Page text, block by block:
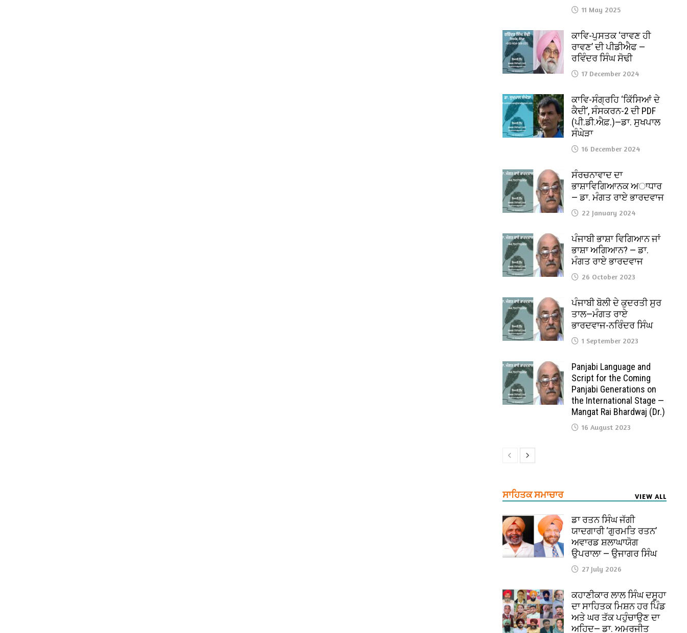
11 May 2025
ਕਾਵਿ-ਪੁਸਤਕ ‘ਰਾਵਣ ਹੀ
ਰਾਵਣ’ ਦੀ ਪੀਡੀਐਫ —
ਰਵਿੰਦਰ ਸਿੰਘ ਸੋਢੀ
17 December 2024
ਕਾਵਿ-ਸੰਗ੍ਰਹਿ ‘ਕਿੱਸਿਆਂ ਦੇ
ਕੈਦੀ’, ਸੰਸਕਰਨ-2 ਦੀ PDF
(ਪੀ.ਡੀ.ਐਫ਼.)—ਡਾ. ਸੁਖਪਾਲ
ਸੰਘੇੜਾ
16 December 2024
ਸੰਰਚਨਾਵਾਦ ਦਾ
ਭਾਸ਼ਾਵਿਗਿਆਨਕ ਅਾਧਾਰ
— ਡਾ. ਮੰਗਤ ਰਾਏ ਭਾਰਦਵਾਜ
22 January 2024
ਪੰਜਾਬੀ ਭਾਸ਼ਾ ਵਿਗਿਆਨ ਜਾਂ
ਭਾਸ਼ਾ ਅਗਿਆਨ? — ਡਾ.
ਮੰਗਤ ਰਾਏ ਭਾਰਦਵਾਜ
26 October 2023
ਪੰਜਾਬੀ ਬੋਲੀ ਦੇ ਕੁਦਰਤੀ ਸੁਰ
ਤਾਲ—ਮੰਗਤ ਰਾਏ
ਭਾਰਦਵਾਜ-ਨਰਿੰਦਰ ਸਿੰਘ
1 September 2023
Panjabi Language and
Script for the Coming
Panjabi Generations on
the International Stage —
Mangat Rai Bhardwaj (Dr.)
16 August 2023
ਸਾਹਿਤਕ ਸਮਾਚਾਰ VIEW ALL
ਡਾ ਰਤਨ ਸਿੰਘ ਜੱਗੀ
ਯਾਦਗਾਰੀ ‘ਗੁਰਮਤਿ ਰਤਨ’
ਅਵਾਰਡ ਸ਼ਲਾਘਾਯੋਗ
ਉਪਰਾਲਾ — ਉਜਾਗਰ ਸਿੰਘ
27 July 2026
ਕਹਾਣੀਕਾਰ ਲਾਲ ਸਿੰਘ ਦਸੂਹਾ
ਦਾ ਸਾਹਿਤਕ ਮਿਸ਼ਨ ਹਰ ਪਿੰਡ
ਅਤੇ ਘਰ ਤੱਕ ਪਹੁੰਚਾਉਣ ਦਾ
ਅਹਿਦ— ਡਾ. ਅਮਰਜੀਤ